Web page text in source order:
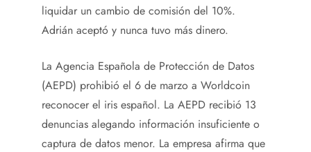
liquidar un cambio de comisión del 10%.
Adrián aceptó y nunca tuvo más dinero.
La Agencia Española de Protección de Datos
(AEPD) prohibió el 6 de marzo a Worldcoin
reconocer el iris español. La AEPD recibió 13
denuncias alegando información insuficiente o
captura de datos menor. La empresa afirma que